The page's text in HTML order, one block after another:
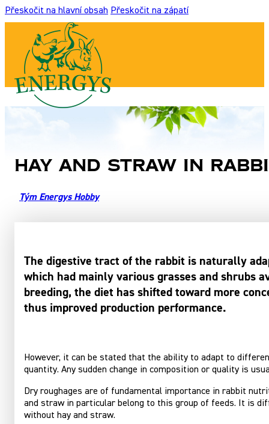
Přeskočit na hlavní obsah Přeskočit na zápatí
Hay and straw in
Tým Energys Hobby
The digestive tract of the rabbit is naturally
which had mainly various grasses and shrubs
breeding, the diet has shifted toward more
thus improved production performance.
However, it can be stated that the ability to adapt to
quantity. Any sudden change in composition or quality is
Dry roughages are of fundamental importance in rabbit
and straw in particular belong to this group of feeds. It is
without hay and straw.